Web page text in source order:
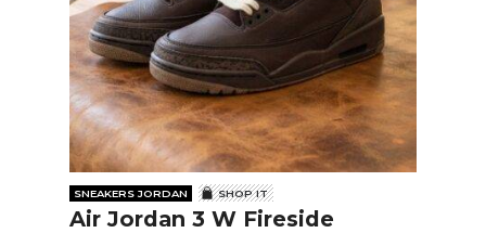
SNEAKERS JORDAN SHOP IT
Air Jordan 3 W Fireside